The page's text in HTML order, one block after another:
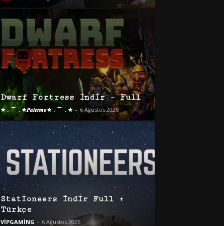
Dwarf Fortress İndir – Full
★·.·´¯`·.·★𝑷𝒂𝒍𝒆𝒓𝒎𝒐★·.·´¯`·.·★ - 6 Ağustos 2026
Stationeers İndir Full +
Türkçe
VİPGAMİNG - 6 Ağustos 2026